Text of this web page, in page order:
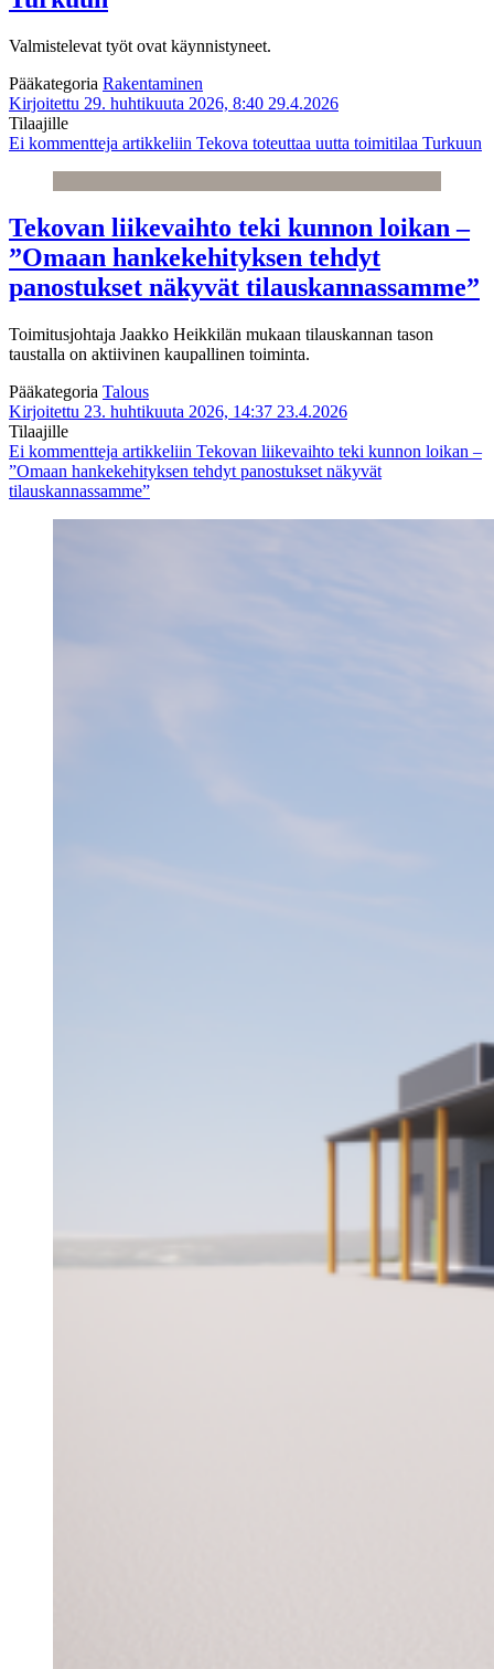
Valmistelevat työt ovat käynnistyneet.
Pääkategoria Rakentaminen
Kirjoitettu 29. huhtikuuta 2026, 8:40 29.4.2026
Tilaajille
Ei kommentteja artikkeliin Tekova toteuttaa uutta toimitilaa Turkuun
Tekovan liikevaihto teki kunnon loikan –
”Omaan hankekehityksen tehdyt
panostukset näkyvät tilauskannassamme”
Toimitusjohtaja Jaakko Heikkilän mukaan tilauskannan tason
taustalla on aktiivinen kaupallinen toiminta.
Pääkategoria Talous
Kirjoitettu 23. huhtikuuta 2026, 14:37 23.4.2026
Tilaajille
Ei kommentteja artikkeliin Tekovan liikevaihto teki kunnon loikan –
”Omaan hankekehityksen tehdyt panostukset näkyvät
tilauskannassamme”